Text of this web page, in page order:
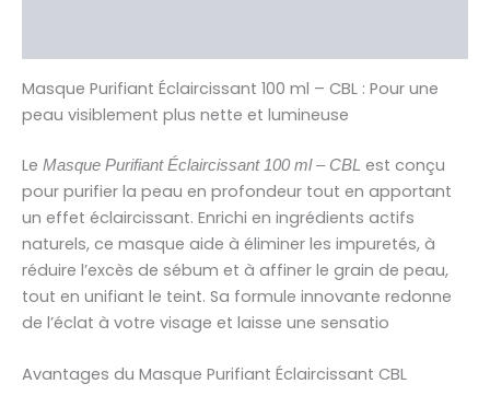
Masque Purifiant Éclaircissant 100 ml – CBL : Pour une
peau visiblement plus nette et lumineuse
Le Masque Purifiant Éclaircissant 100 ml – CBL est conçu
pour purifier la peau en profondeur tout en apportant
un effet éclaircissant. Enrichi en ingrédients actifs
naturels, ce masque aide à éliminer les impuretés, à
réduire l’excès de sébum et à affiner le grain de peau,
tout en unifiant le teint. Sa formule innovante redonne
de l’éclat à votre visage et laisse une sensatio
Avantages du Masque Purifiant Éclaircissant CBL